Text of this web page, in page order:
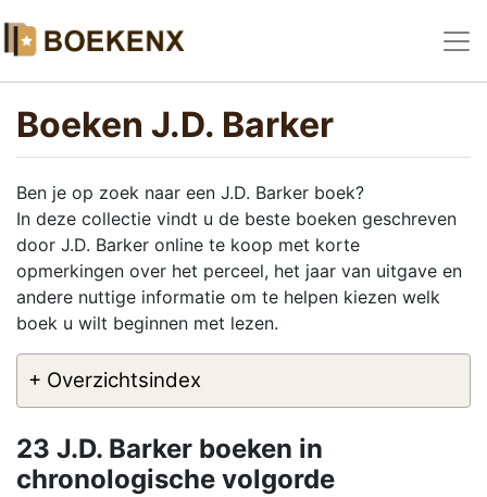
Boeken J.D. Barker
Ben je op zoek naar een J.D. Barker boek?
In deze collectie vindt u de beste boeken geschreven
door J.D. Barker online te koop met korte
opmerkingen over het perceel, het jaar van uitgave en
andere nuttige informatie om te helpen kiezen welk
boek u wilt beginnen met lezen.
+ Overzichtsindex
23 J.D. Barker boeken in
chronologische volgorde